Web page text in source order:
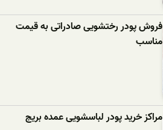
فروش پودر رختشویی صادراتی به قیمت
مناسب
مراکز خرید پودر لباسشویی عمده بریج